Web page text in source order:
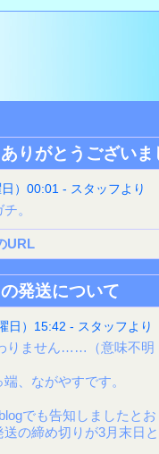
りがとうございま
）00:01 - スタッフより
。
URL
発送について
日）15:42 - スタッフより
ません……（意味不明
、ながやすです。
でも告知しましたと
の締め切りが3月末日